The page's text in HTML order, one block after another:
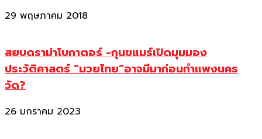
29 พฤษภาคม 2018
สยบดราม่าโบกาตอร์ -กุนขแมร์เปิดมุมมอง
ประวัติศาสตร์ “มวยไทย”อาจมีมาก่อนกำแพงนคร
วัด?
26 มกราคม 2023